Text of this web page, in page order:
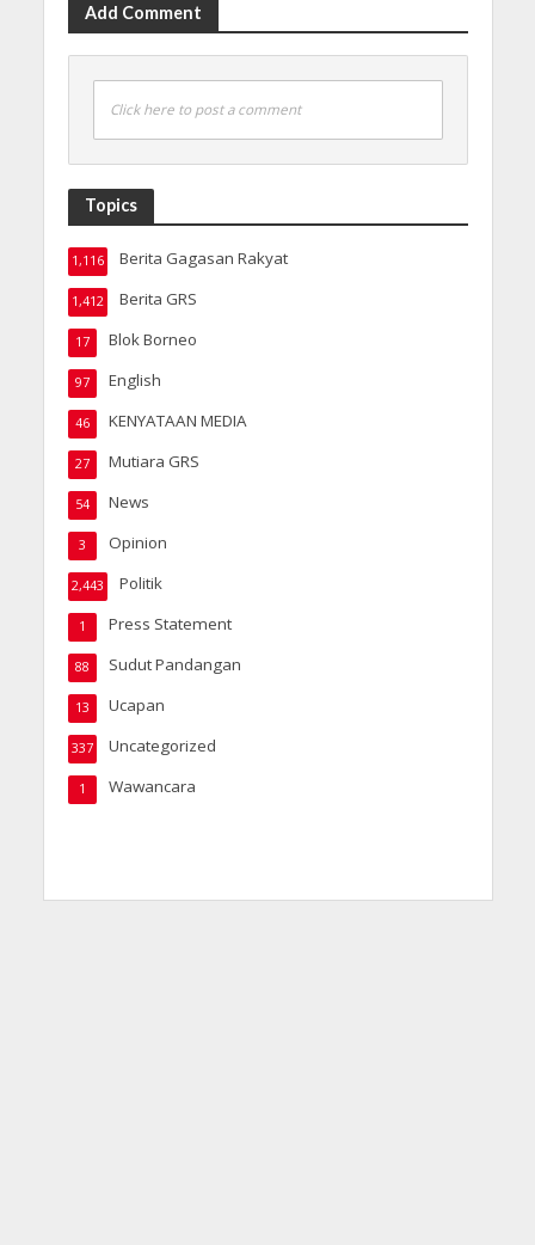
Add Comment
Click here to post a comment
Topics
Berita Gagasan Rakyat
1,116
Berita GRS
1,412
Blok Borneo
17
English
97
KENYATAAN MEDIA
46
Mutiara GRS
27
News
54
Opinion
3
Politik
2,443
Press Statement
1
Sudut Pandangan
88
Ucapan
13
Uncategorized
337
Wawancara
1